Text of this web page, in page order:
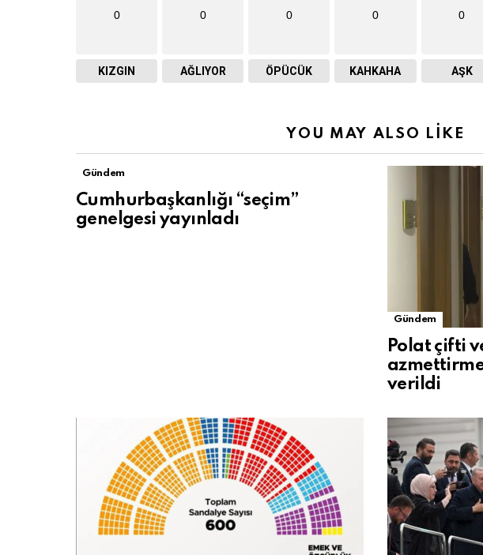
0
KIZGIN
0
AĞLIYOR
0
ÖPÜCÜK
0
KAHKAHA
0
AŞK
YOU MAY ALSO LIKE
Gündem
Cumhurbaşkanlığı “seçim”
genelgesi yayınladı
Gündem
Polat çifti
azmettirme
verildi